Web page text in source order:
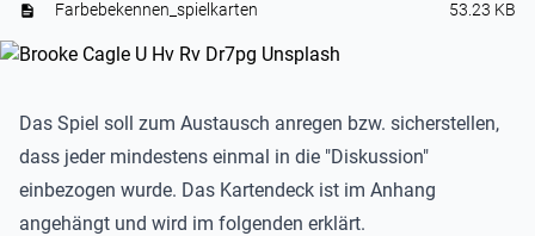
Farbebekennen_spielkarten 53.23 KB
Das Spiel soll zum Austausch anregen bzw. sicherstellen,
dass jeder mindestens einmal in die "Diskussion"
einbezogen wurde. Das Kartendeck ist im Anhang
angehängt und wird im folgenden erklärt.